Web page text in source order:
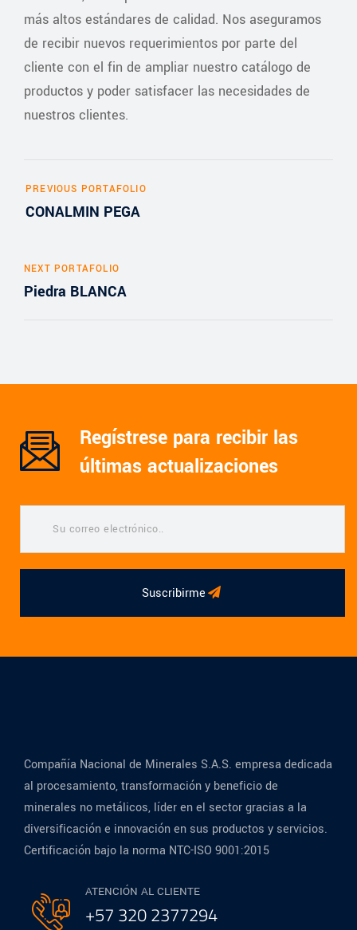
más altos estándares de calidad. Nos aseguramos
de recibir nuevos requerimientos por parte del
cliente con el fin de ampliar nuestro catálogo de
productos y poder satisfacer las necesidades de
nuestros clientes.
PREVIOUS PORTAFOLIO
CONALMIN PEGA
NEXT PORTAFOLIO
Piedra BLANCA
Regístrese para recibir las
últimas actualizaciones
Suscribirme
Compañía Nacional de Minerales S.A.S. empresa dedicada
al procesamiento, transformación y beneficio de
minerales no metálicos, líder en el sector gracias a la
diversificación e innovación en sus productos y servicios.
Certificación bajo la norma NTC-ISO 9001:2015
ATENCIÓN AL CLIENTE
+57 320 2377294